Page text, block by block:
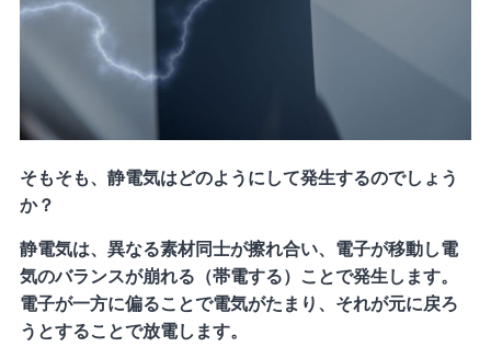
そもそも、静電気はどのようにして発生するのでしょう
か？
静電気は、異なる素材同士が擦れ合い、電子が移動し電
気のバランスが崩れる（帯電する）ことで発生します。
電子が一方に偏ることで電気がたまり、それが元に戻ろ
うとすることで放電します。